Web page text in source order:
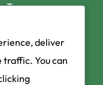
Terveys:
Suositukset,
deliver
traffic. You can